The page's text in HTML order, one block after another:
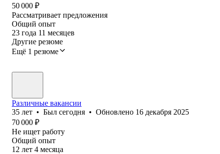
50 000 ₽
Рассматривает предложения
Общий опыт
23 года 11 месяцев
Другие резюме
Ещё 1 резюме
Различные вакансии
35 лет • Был сегодня • Обновлено 16 декабря 2025
70 000 ₽
Не ищет работу
Общий опыт
12 лет 4 месяца